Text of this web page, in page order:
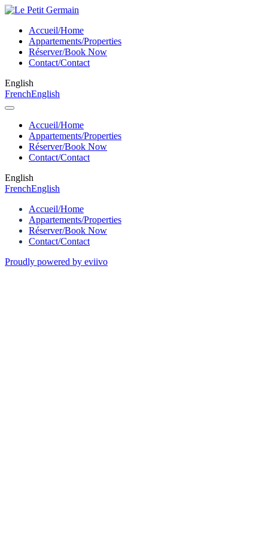
Accueil/Home
Appartements/Properties
Réserver/Book Now
Contact/Contact
English
FrenchEnglish
Accueil/Home
Appartements/Properties
Réserver/Book Now
Contact/Contact
English
FrenchEnglish
Accueil/Home
Appartements/Properties
Réserver/Book Now
Contact/Contact
Proudly powered by eviivo